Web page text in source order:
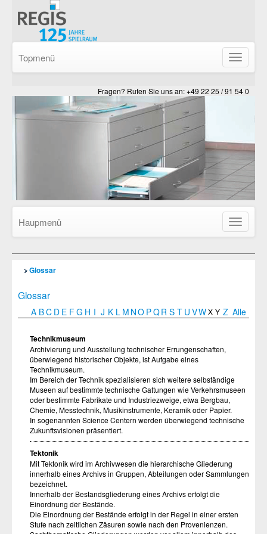
ein-/
Topmenü
Fragen? Rufen Sie uns an: +49 22 25 / 91 54 0
ein-/
Haupmenü
Glossar
Glossar
A BC D E F G H I J K L M NO PQR S T U VWX Y Z Alle
Technikmuseum
Archivierung und Ausstellung technischer Errungenschaften,
überwiegend historischer Objekte, ist Aufgabe eines
Technikmuseum.
Im Bereich der Technik spezialisieren sich weitere selbständige
Museen auf bestimmte technische Gattungen wie Verkehrsmuseen
oder bestimmte Fabrikate und Industriezweige, etwa Bergbau,
Chemie, Messtechnik, Musikinstrumente, Keramik oder Papier.
In sogenannten Science Centern werden überwiegend technische
Zukunftsvisionen präsentiert.
Tektonik
Mit Tektonik wird im Archivwesen die hierarchische Gliederung
innerhalb eines Archivs in Gruppen, Abteilungen oder Sammlungen
bezeichnet.
Innerhalb der Bestandsgliederung eines Archivs erfolgt die
Einordnung der Bestände.
Die Einordnung der Bestände erfolgt in der Regel in einer ersten
Stufe nach zeitlichen Zäsuren sowie nach den Provenienzen.